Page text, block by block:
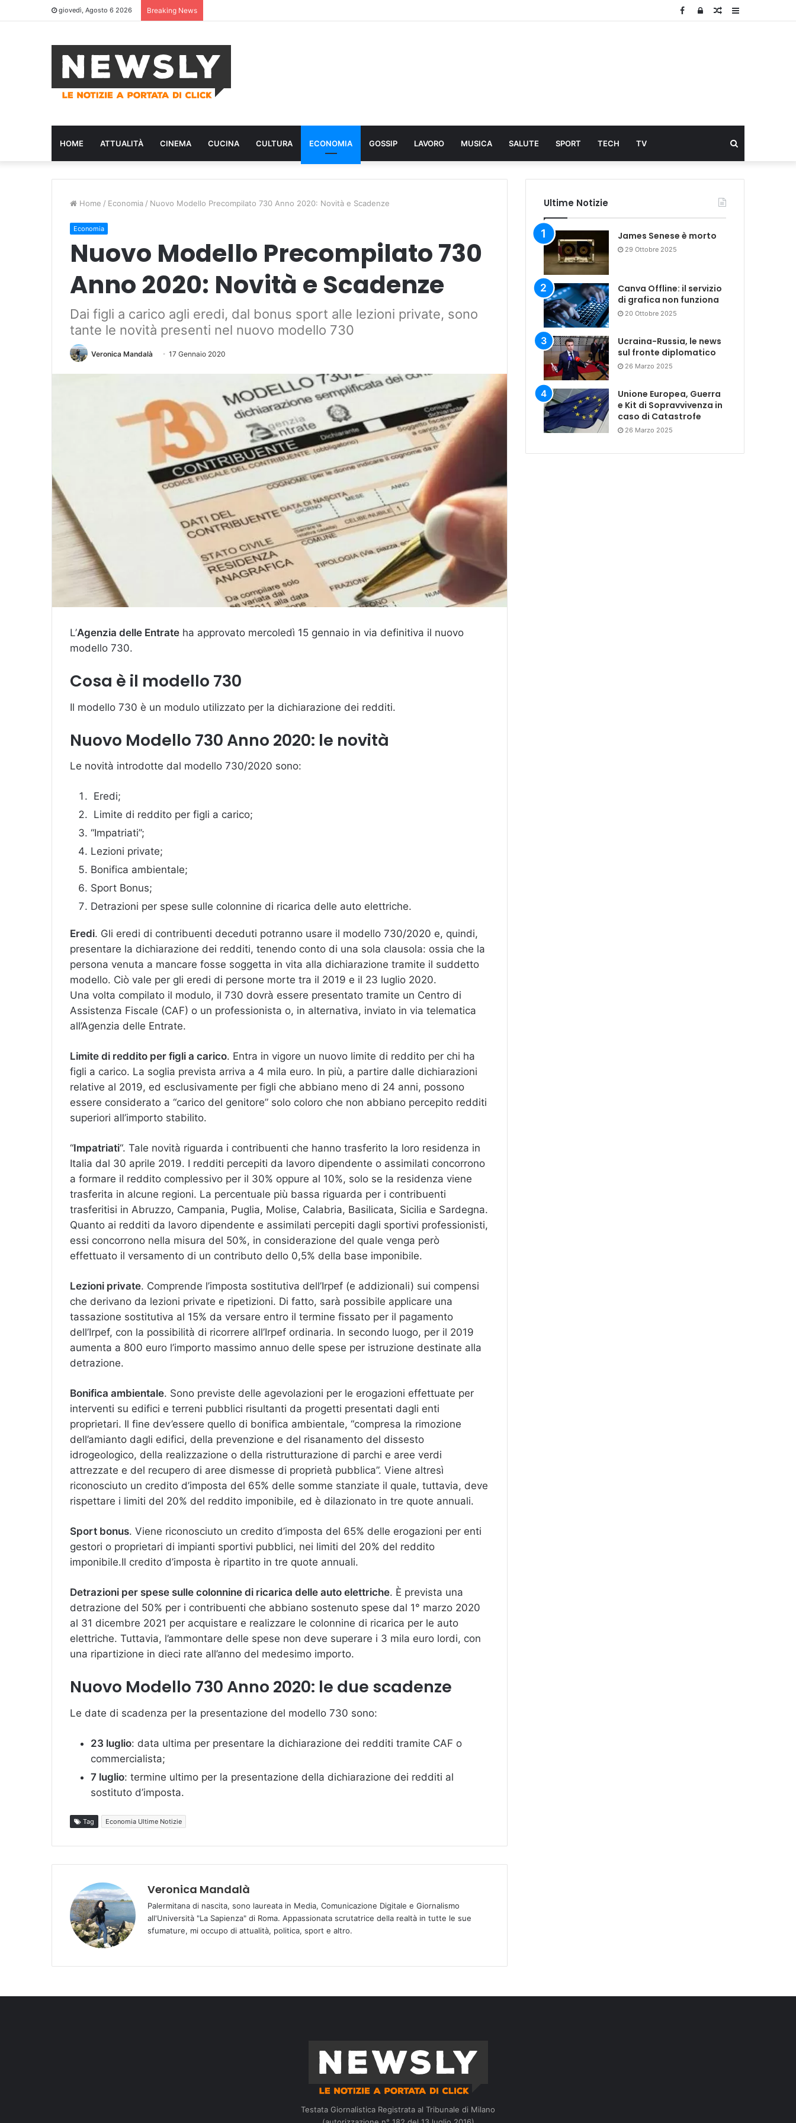
giovedì, Agosto 6 2026 Breaking News Sidebar
Articolo
Log
Facebook
HOME ATTUALITÀ CINEMA CUCINA CULTURA ECONOMIA GOSSIP LAVORO MUSICA SALUTE SPORT TECH TV
...
Home / Economia / Nuovo Modello Precompilato 730 Anno 2020: Novità e Scadenze
Economia
Nuovo Modello Precompilato 730
Anno 2020: Novità e Scadenze
Dai figli a carico agli eredi, dal bonus sport alle lezioni private, sono
tante le novità presenti nel nuovo modello 730
Veronica Mandalà 17 Gennaio 2020
L’Agenzia delle Entrate ha approvato mercoledì 15 gennaio in via definitiva il nuovo
modello 730.
Cosa è il modello 730
Il modello 730 è un modulo utilizzato per la dichiarazione dei redditi.
Nuovo Modello 730 Anno 2020: le novità
Le novità introdotte dal modello 730/2020 sono:
Eredi;
Limite di reddito per figli a carico;
“Impatriati”;
Lezioni private;
Bonifica ambientale;
Sport Bonus;
Detrazioni per spese sulle colonnine di ricarica delle auto elettriche.
Eredi. Gli eredi di contribuenti deceduti potranno usare il modello 730/2020 e, quindi,
presentare la dichiarazione dei redditi, tenendo conto di una sola clausola: ossia che la
persona venuta a mancare fosse soggetta in vita alla dichiarazione tramite il suddetto
modello. Ciò vale per gli eredi di persone morte tra il 2019 e il 23 luglio 2020.
Una volta compilato il modulo, il 730 dovrà essere presentato tramite un Centro di
Assistenza Fiscale (CAF) o un professionista o, in alternativa, inviato in via telematica
all’Agenzia delle Entrate.
Limite di reddito per figli a carico. Entra in vigore un nuovo limite di reddito per chi ha
figli a carico. La soglia prevista arriva a 4 mila euro. In più, a partire dalle dichiarazioni
relative al 2019, ed esclusivamente per figli che abbiano meno di 24 anni, possono
essere considerato a “carico del genitore” solo coloro che non abbiano percepito redditi
superiori all’importo stabilito.
“Impatriati“. Tale novità riguarda i contribuenti che hanno trasferito la loro residenza in
Italia dal 30 aprile 2019. I redditi percepiti da lavoro dipendente o assimilati concorrono
a formare il reddito complessivo per il 30% oppure al 10%, solo se la residenza viene
trasferita in alcune regioni. La percentuale più bassa riguarda per i contribuenti
trasferitisi in Abruzzo, Campania, Puglia, Molise, Calabria, Basilicata, Sicilia e Sardegna.
Quanto ai redditi da lavoro dipendente e assimilati percepiti dagli sportivi professionisti,
essi concorrono nella misura del 50%, in considerazione del quale venga però
effettuato il versamento di un contributo dello 0,5% della base imponibile.
Lezioni private. Comprende l’imposta sostitutiva dell’Irpef (e addizionali) sui compensi
che derivano da lezioni private e ripetizioni. Di fatto, sarà possibile applicare una
tassazione sostitutiva al 15% da versare entro il termine fissato per il pagamento
dell’Irpef, con la possibilità di ricorrere all’Irpef ordinaria. In secondo luogo, per il 2019
aumenta a 800 euro l’importo massimo annuo delle spese per istruzione destinate alla
detrazione.
Bonifica ambientale. Sono previste delle agevolazioni per le erogazioni effettuate per
interventi su edifici e terreni pubblici risultanti da progetti presentati dagli enti
proprietari. Il fine dev’essere quello di bonifica ambientale, “compresa la rimozione
dell’amianto dagli edifici, della prevenzione e del risanamento del dissesto
idrogeologico, della realizzazione o della ristrutturazione di parchi e aree verdi
attrezzate e del recupero di aree dismesse di proprietà pubblica”. Viene altresì
riconosciuto un credito d’imposta del 65% delle somme stanziate il quale, tuttavia, deve
rispettare i limiti del 20% del reddito imponibile, ed è dilazionato in tre quote annuali.
Sport bonus. Viene riconosciuto un credito d’imposta del 65% delle erogazioni per enti
gestori o proprietari di impianti sportivi pubblici, nei limiti del 20% del reddito
imponibile.Il credito d’imposta è ripartito in tre quote annuali.
Detrazioni per spese sulle colonnine di ricarica delle auto elettriche. È prevista una
detrazione del 50% per i contribuenti che abbiano sostenuto spese dal 1° marzo 2020
al 31 dicembre 2021 per acquistare e realizzare le colonnine di ricarica per le auto
elettriche. Tuttavia, l’ammontare delle spese non deve superare i 3 mila euro lordi, con
una ripartizione in dieci rate all’anno del medesimo importo.
Nuovo Modello 730 Anno 2020: le due scadenze
Le date di scadenza per la presentazione del modello 730 sono:
23 luglio: data ultima per presentare la dichiarazione dei redditi tramite CAF o
commercialista;
7 luglio: termine ultimo per la presentazione della dichiarazione dei redditi al
sostituto d’imposta.
Tag Economia Ultime Notizie
Veronica Mandalà
Palermitana di nascita, sono laureata in Media, Comunicazione Digitale e Giornalismo
all'Università "La Sapienza" di Roma. Appassionata scrutatrice della realtà in tutte le sue
sfumature, mi occupo di attualità, politica, sport e altro.
Ultime Notizie
James Senese è morto
29 Ottobre 2025
Canva Offline: il servizio
di grafica non funziona
20 Ottobre 2025
Ucraina-Russia, le news
sul fronte diplomatico
26 Marzo 2025
Unione Europea, Guerra
e Kit di Sopravvivenza in
caso di Catastrofe
26 Marzo 2025
Testata Giornalistica Registrata al Tribunale di Milano